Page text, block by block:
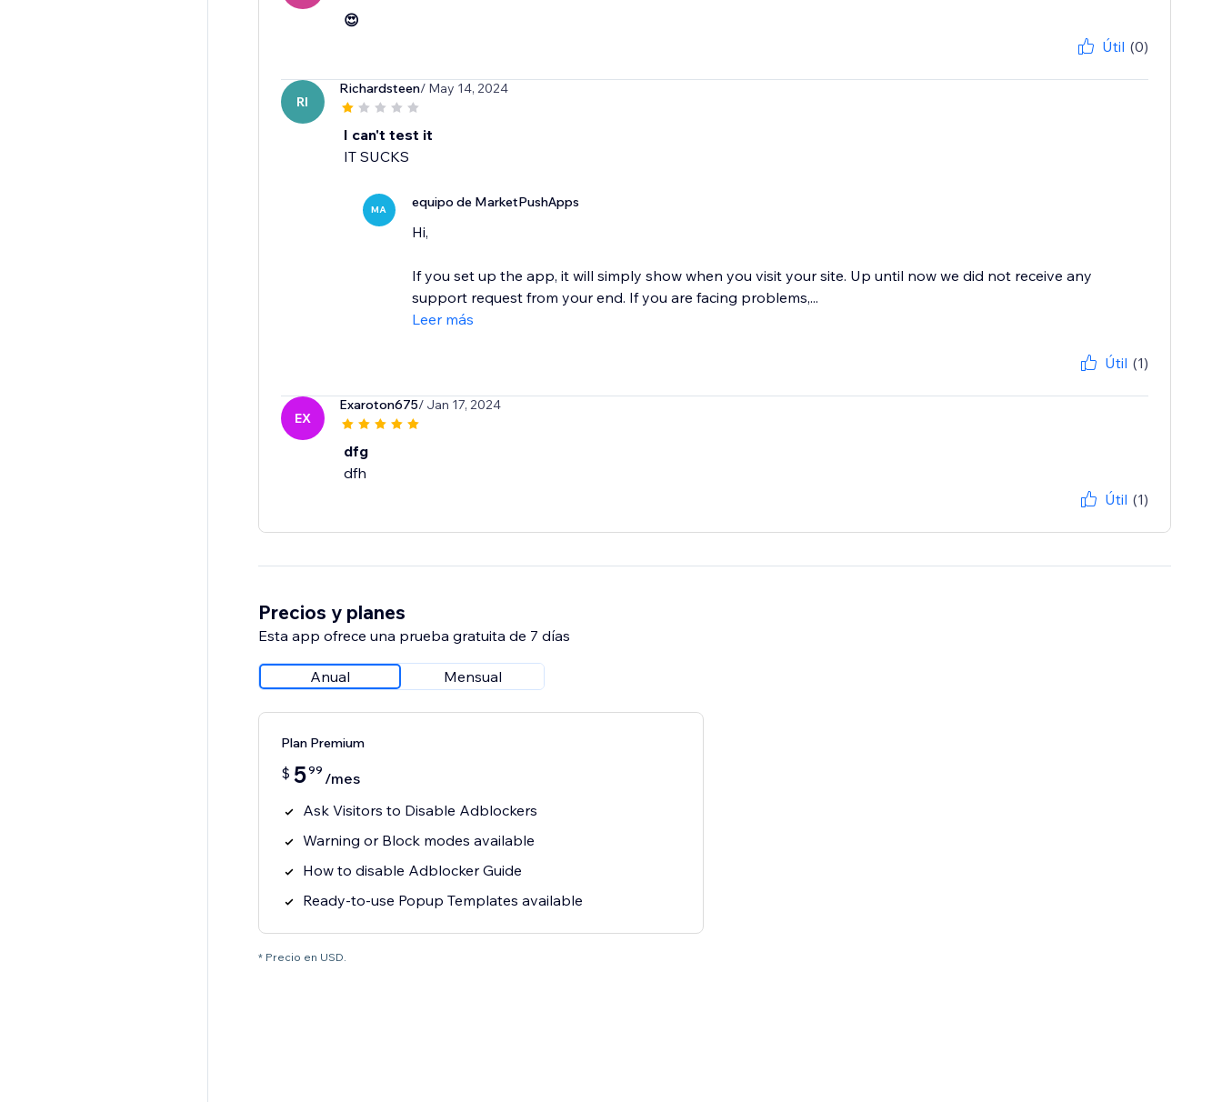
😍
Útil (0)
RI
Richardsteen/ May 14, 2024
I can't test it
IT SUCKS
MA equipo de MarketPushApps
Hi,
If you set up the app, it will simply show when you visit your site. Up until now we did not receive any
support request from your end. If you are facing problems,...
Leer más
Útil (1)
EX
Exaroton675/ Jan 17, 2024
dfg
dfh
Útil (1)
Precios y planes
Esta app ofrece una prueba gratuita de 7 días
Anual Mensual
Plan Premium
$ 599 /mes
Ask Visitors to Disable Adblockers
Warning or Block modes available
How to disable Adblocker Guide
Ready-to-use Popup Templates available
* Precio en USD.